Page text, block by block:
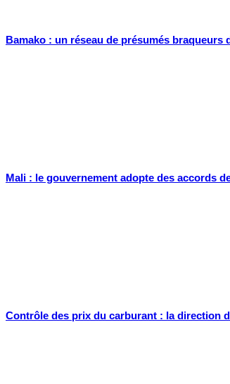
Bamako : un réseau de présumés
Mali : le gouvernement adopte des accords
Contrôle des prix du carburant : la direction